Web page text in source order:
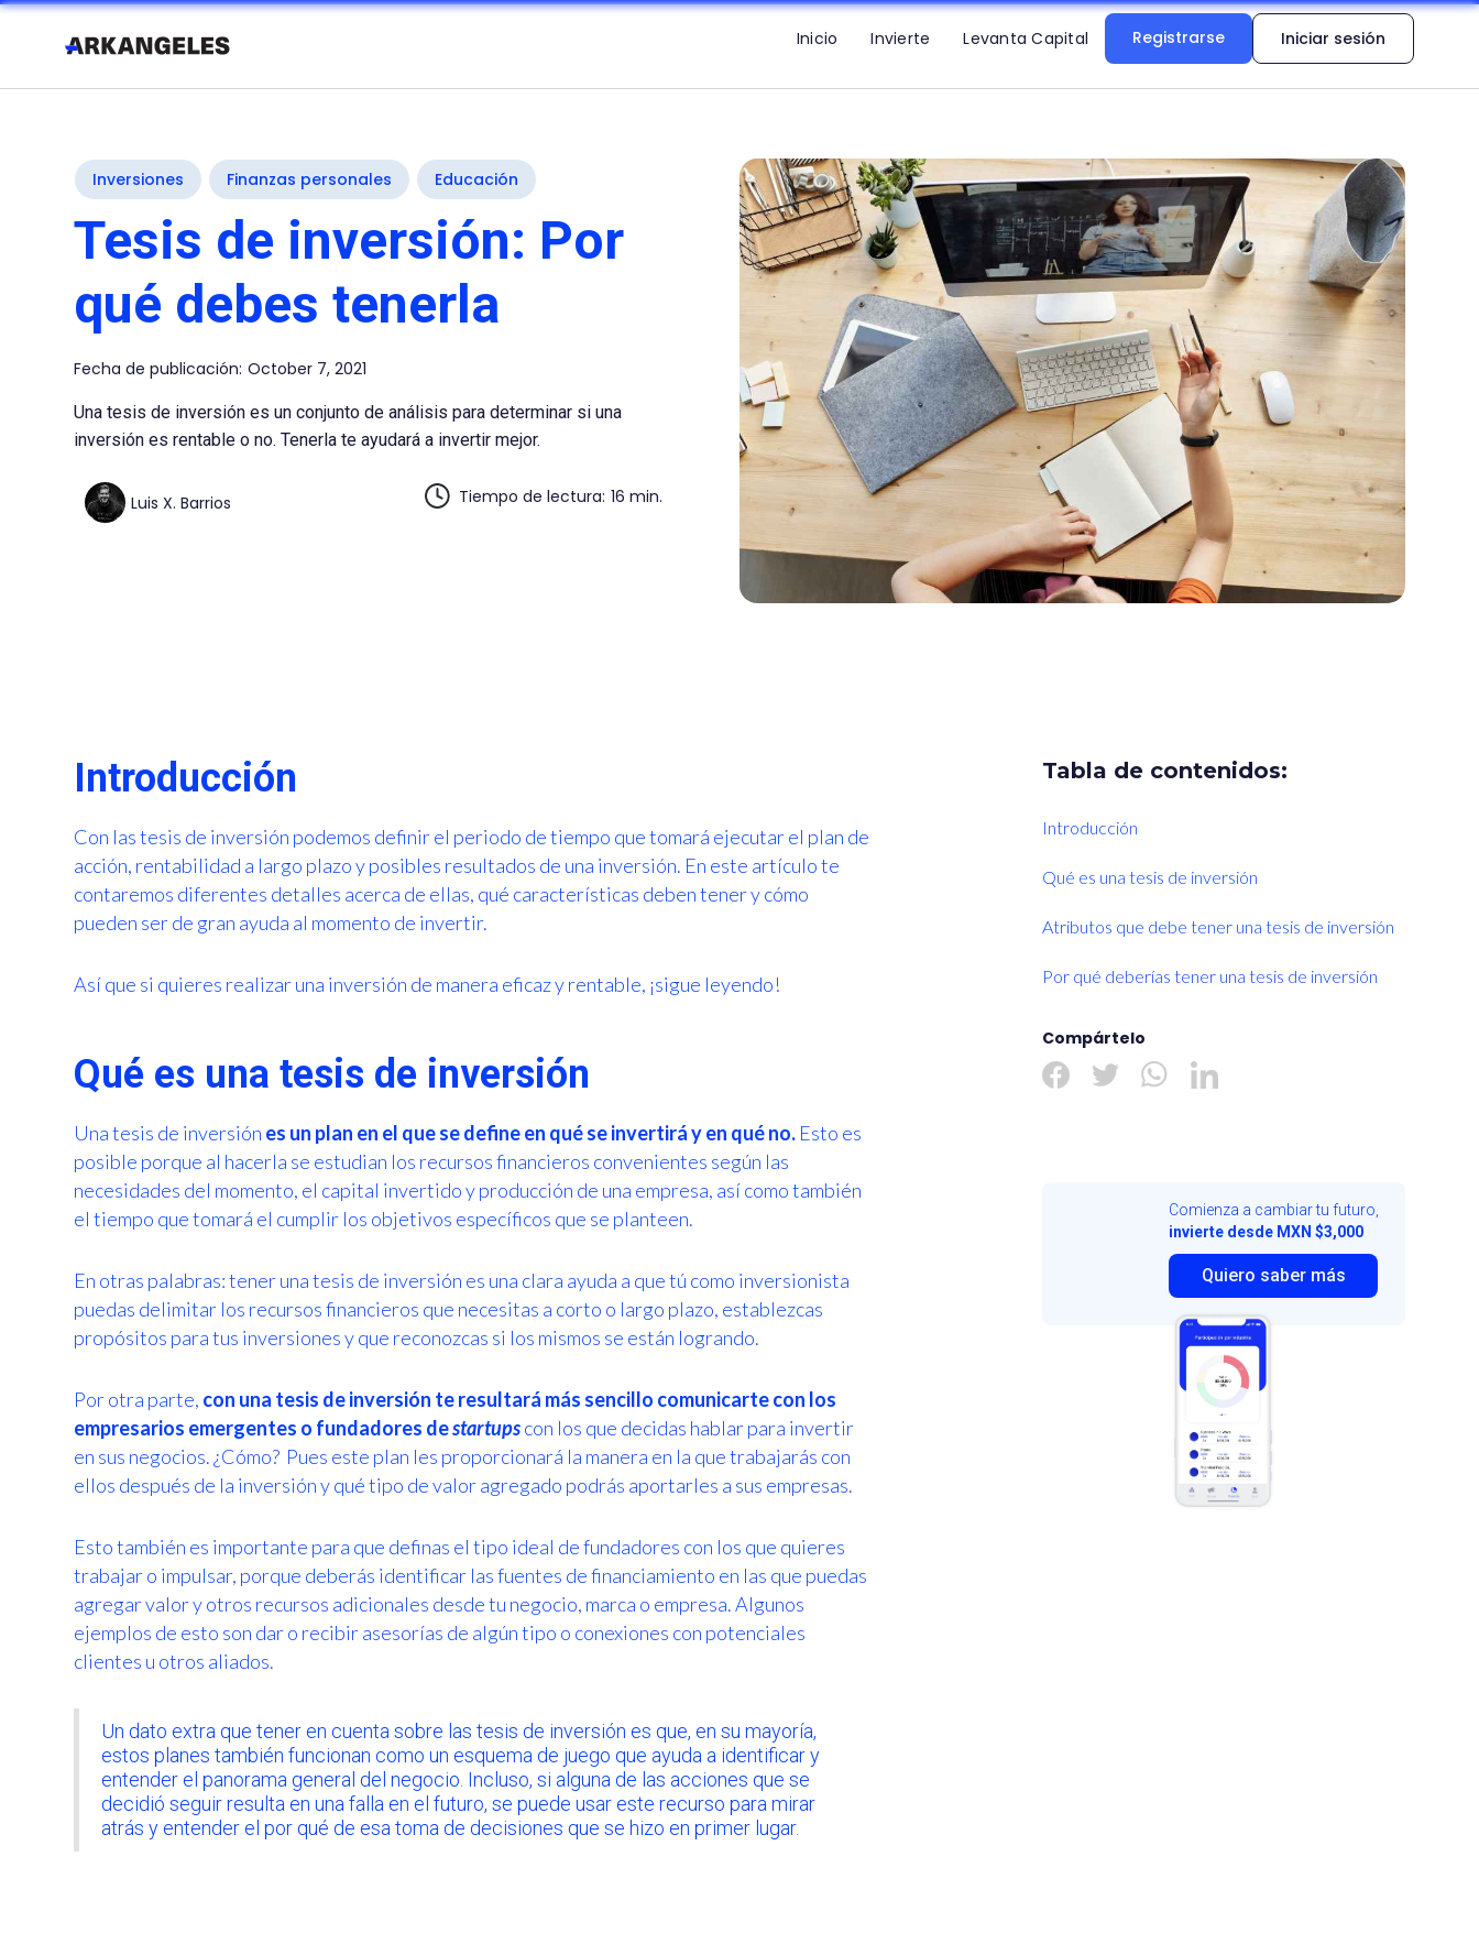
Inicio Invierte Levanta Capital Registrarse Iniciar sesión
Inversiones Finanzas personales Educación
Tesis de inversión: Por
qué debes tenerla
Fecha de publicación: October 7, 2021
Una tesis de inversión es un conjunto de análisis para determinar si una
inversión es rentable o no. Tenerla te ayudará a invertir mejor.
Luis X. Barrios Tiempo de lectura: 16 min.
Tabla de contenidos:
Introducción
Qué es una tesis de inversión
Atributos que debe tener una tesis de inversión
Por qué deberías tener una tesis de inversión
Compártelo
Comienza a cambiar tu futuro,
invierte desde MXN $3,000
Quiero saber más
Introducción
Con las tesis de inversión podemos definir el periodo de tiempo que tomará ejecutar el plan de
acción, rentabilidad a largo plazo y posibles resultados de una inversión. En este artículo te
contaremos diferentes detalles acerca de ellas, qué características deben tener y cómo
pueden ser de gran ayuda al momento de invertir.
Así que si quieres realizar una inversión de manera eficaz y rentable, ¡sigue leyendo!
Qué es una tesis de inversión
Una tesis de inversión es un plan en el que se define en qué se invertirá y en qué no. Esto es
posible porque al hacerla se estudian los recursos financieros convenientes según las
necesidades del momento, el capital invertido y producción de una empresa, así como también
el tiempo que tomará el cumplir los objetivos específicos que se planteen.
En otras palabras: tener una tesis de inversión es una clara ayuda a que tú como inversionista
puedas delimitar los recursos financieros que necesitas a corto o largo plazo, establezcas
propósitos para tus inversiones y que reconozcas si los mismos se están logrando.
Por otra parte, con una tesis de inversión te resultará más sencillo comunicarte con los
empresarios emergentes o fundadores destartupscon los que decidas hablar para invertir
en sus negocios. ¿Cómo? Pues este plan les proporcionará la manera en la que trabajarás con
ellos después de la inversión y qué tipo de valor agregado podrás aportarles a sus empresas.
Esto también es importante para que definas el tipo ideal de fundadores con los que quieres
trabajar o impulsar, porque deberás identificar las fuentes de financiamiento en las que puedas
agregar valor y otros recursos adicionales desde tu negocio, marca o empresa. Algunos
ejemplos de esto son dar o recibir asesorías de algún tipo o conexiones con potenciales
clientes u otros aliados.
Un dato extra que tener en cuenta sobre las tesis de inversión es que, en su mayoría,
estos planes también funcionan como un esquema de juego que ayuda a identificar y
entender el panorama general del negocio. Incluso, si alguna de las acciones que se
decidió seguir resulta en una falla en el futuro, se puede usar este recurso para mirar
atrás y entender el por qué de esa toma de decisiones que se hizo en primer lugar.